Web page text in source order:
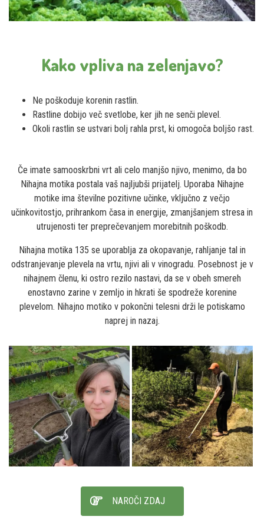
Kako vpliva na zelenjavo?
Ne poškoduje korenin rastlin.
Rastline dobijo več svetlobe, ker jih ne senči plevel.
Okoli rastlin se ustvari bolj rahla prst, ki omogoča boljšo rast.
Če imate samooskrbni vrt ali celo manjšo njivo, menimo, da bo
Nihajna motika postala vaš najljubši prijatelj. Uporaba Nihajne
motike ima številne pozitivne učinke, vključno z večjo
učinkovitostjo, prihrankom časa in energije, zmanjšanjem stresa in
utrujenosti ter preprečevanjem morebitnih poškodb.
Nihajna motika 135 se uporablja za okopavanje, rahljanje tal in
odstranjevanje plevela na vrtu, njivi ali v vinogradu. Posebnost je v
nihajnem členu, ki ostro rezilo nastavi, da se v obeh smereh
enostavno zarine v zemljo in hkrati še spodreže korenine
plevelom. Nihajno motiko v pokončni telesni drži le potiskamo
naprej in nazaj.
NAROČI ZDAJ